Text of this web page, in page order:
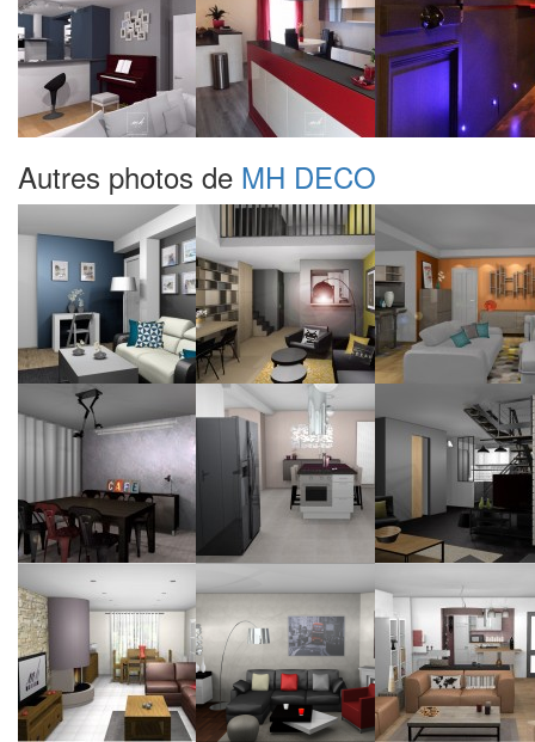
Autres photos de MH DECO